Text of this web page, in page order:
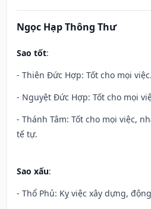
Ngọc Hạp Thông Thư
Sao tốt:
- Thiên Đức Hợp: Tốt cho mọi việc.
- Nguyệt Đức Hợp: Tốt cho mọi
- Thánh Tâm: Tốt cho mọi việc,
tế tự.
Sao xấu:
- Thổ Phủ: Kỵ việc xây dựng,